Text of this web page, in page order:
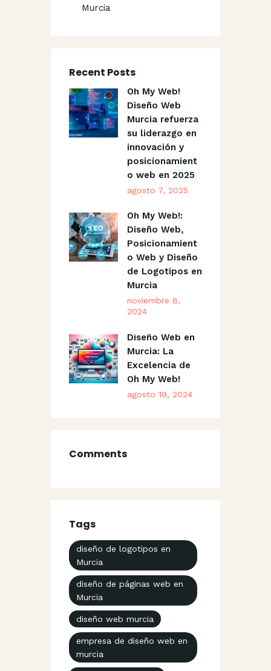
Murcia
Recent Posts
Oh My Web!
Diseño Web
Murcia refuerza
su liderazgo en
innovación y
posicionamient
o web en 2025
agosto 7, 2025
Oh My Web!:
Diseño Web,
Posicionamient
o Web y Diseño
de Logotipos en
Murcia
noviembre 8,
2024
Diseño Web en
Murcia: La
Excelencia de
Oh My Web!
agosto 19, 2024
Comments
Tags
diseño de logotipos en
Murcia
diseño de páginas web en
Murcia
diseño web murcia
empresa de diseño web en
murcia